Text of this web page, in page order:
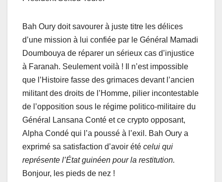
Bah Oury doit savourer à juste titre les délices
d’une mission à lui confiée par le Général Mamadi
Doumbouya de réparer un sérieux cas d’injustice
à Faranah. Seulement voilà ! Il n’est impossible
que l’Histoire fasse des grimaces devant l’ancien
militant des droits de l’Homme, pilier incontestable
de l’opposition sous le régime politico-militaire du
Général Lansana Conté et ce crypto opposant,
Alpha Condé qui l’a poussé à l’exil. Bah Oury a
exprimé sa satisfaction d’avoir été celui qui
représente l’État guinéen pour la restitution.
Bonjour, les pieds de nez !